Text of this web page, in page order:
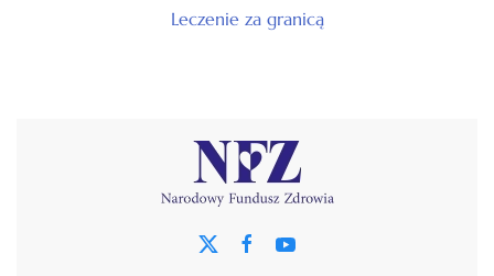
Leczenie za granicą